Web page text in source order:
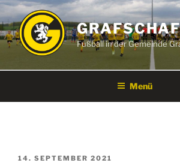
Zum
Inhalt
springen
Fußball in der Gemeinde
Menü
VERÖFFENTLICHT
14. SEPTEMBER 2021